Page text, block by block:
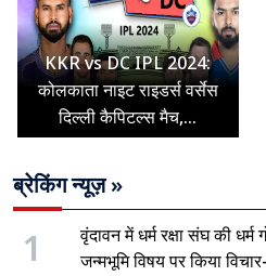
KKR vs DC IPL 2024:
कोलकाता नाइट राइडर्स वर्सेस
दिल्ली कैपिटल्स मैच,...
ब्रेकिंग न्यूज़ »
1
वृंदावन में धर्म रक्षा संघ की
जन्मभूमि विषय पर किया